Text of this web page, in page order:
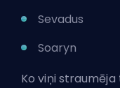
Sevadus
Soaryn
Ko viņi straumēja